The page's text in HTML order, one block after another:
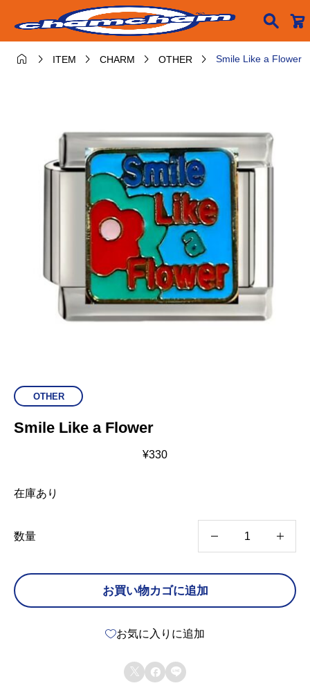

  ITEM  CHARM  OTHER  Smile Like a Flower
OTHER
Smile Like a Flower
¥330
在庫あり
数量
m
i
お買い物カゴに追加
お気に入りに追加
  